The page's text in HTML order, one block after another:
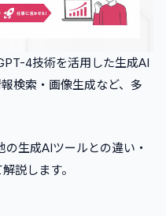
）
4技術を活用した生成AI
検索・画像生成など、多
生成AIツールとの違い・
説します。